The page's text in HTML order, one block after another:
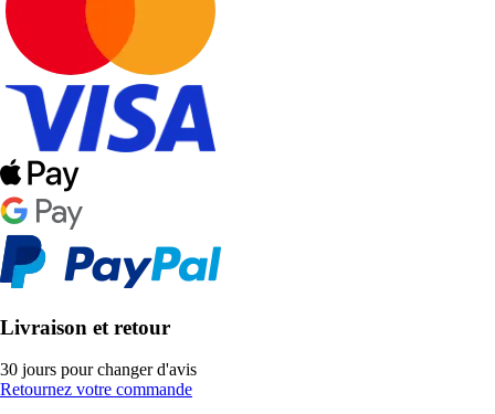
Livraison et retour
30 jours pour changer d'avis
Retournez votre commande